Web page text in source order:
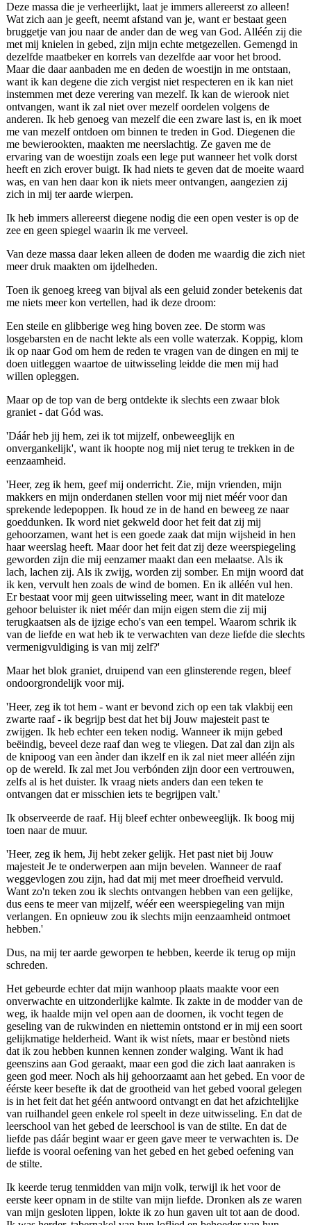
Deze massa die je verheerlijkt, laat je immers allereerst zo alleen!
Wat zich aan je geeft, neemt afstand van je, want er bestaat geen
bruggetje van jou naar de ander dan de weg van God. Alléén zij die
met mij knielen in gebed, zijn mijn echte metgezellen. Gemengd in
dezelfde maatbeker en korrels van dezelfde aar voor het brood.
Maar die daar aanbaden me en deden de woestijn in me ontstaan,
want ik kan degene die zich vergist niet respecteren en ik kan niet
instemmen met deze verering van mezelf. Ik kan de wierook niet
ontvangen, want ik zal niet over mezelf oordelen volgens de
anderen. Ik heb genoeg van mezelf die een zware last is, en ik moet
me van mezelf ontdoen om binnen te treden in God. Diegenen die
me bewierookten, maakten me neerslachtig. Ze gaven me de
ervaring van de woestijn zoals een lege put wanneer het volk dorst
heeft en zich erover buigt. Ik had niets te geven dat de moeite waard
was, en van hen daar kon ik niets meer ontvangen, aangezien zij
zich in mij ter aarde wierpen.
Ik heb immers allereerst diegene nodig die een open vester is op de
zee en geen spiegel waarin ik me verveel.
Van deze massa daar leken alleen de doden me waardig die zich niet
meer druk maakten om ijdelheden.
Toen ik genoeg kreeg van bijval als een geluid zonder betekenis dat
me niets meer kon vertellen, had ik deze droom:
Een steile en glibberige weg hing boven zee. De storm was
losgebarsten en de nacht lekte als een volle waterzak. Koppig, klom
ik op naar God om hem de reden te vragen van de dingen en mij te
doen uitleggen waartoe de uitwisseling leidde die men mij had
willen opleggen.
Maar op de top van de berg ontdekte ik slechts een zwaar blok
graniet - dat Gód was.
'Dáár heb jij hem, zei ik tot mijzelf, onbeweeglijk en
onvergankelijk', want ik hoopte nog mij niet terug te trekken in de
eenzaamheid.
'Heer, zeg ik hem, geef mij onderricht. Zie, mijn vrienden, mijn
makkers en mijn onderdanen stellen voor mij niet méér voor dan
sprekende ledepoppen. Ik houd ze in de hand en beweeg ze naar
goeddunken. Ik word niet gekweld door het feit dat zij mij
gehoorzamen, want het is een goede zaak dat mijn wijsheid in hen
haar weerslag heeft. Maar door het feit dat zij deze weerspiegeling
geworden zijn die mij eenzamer maakt dan een melaatse. Als ik
lach, lachen zij. Als ik zwijg, worden zij somber. En mijn woord dat
ik ken, vervult hen zoals de wind de bomen. En ik alléén vul hen.
Er bestaat voor mij geen uitwisseling meer, want in dit mateloze
gehoor beluister ik niet méér dan mijn eigen stem die zij mij
terugkaatsen als de ijzige echo's van een tempel. Waarom schrik ik
van de liefde en wat heb ik te verwachten van deze liefde die slechts
vermenigvuldiging is van mij zelf?'
Maar het blok graniet, druipend van een glinsterende regen, bleef
ondoorgrondelijk voor mij.
'Heer, zeg ik tot hem - want er bevond zich op een tak vlakbij een
zwarte raaf - ik begrijp best dat het bij Jouw majesteit past te
zwijgen. Ik heb echter een teken nodig. Wanneer ik mijn gebed
beëindig, beveel deze raaf dan weg te vliegen. Dat zal dan zijn als
de knipoog van een ànder dan ikzelf en ik zal niet meer alléén zijn
op de wereld. Ik zal met Jou verbónden zijn door een vertrouwen,
zelfs al is het duister. Ik vraag niets anders dan een teken te
ontvangen dat er misschien iets te begrijpen valt.'
Ik observeerde de raaf. Hij bleef echter onbeweeglijk. Ik boog mij
toen naar de muur.
'Heer, zeg ik hem, Jij hebt zeker gelijk. Het past niet bij Jouw
majesteit Je te onderwerpen aan mijn bevelen. Wanneer de raaf
weggevlogen zou zijn, had dat mij met meer droefheid vervuld.
Want zo'n teken zou ik slechts ontvangen hebben van een gelijke,
dus eens te meer van mijzelf, wéér een weerspiegeling van mijn
verlangen. En opnieuw zou ik slechts mijn eenzaamheid ontmoet
hebben.'
Dus, na mij ter aarde geworpen te hebben, keerde ik terug op mijn
schreden.
Het gebeurde echter dat mijn wanhoop plaats maakte voor een
onverwachte en uitzonderlijke kalmte. Ik zakte in de modder van de
weg, ik haalde mijn vel open aan de doornen, ik vocht tegen de
geseling van de rukwinden en niettemin ontstond er in mij een soort
gelijkmatige helderheid. Want ik wist níets, maar er bestònd niets
dat ik zou hebben kunnen kennen zonder walging. Want ik had
geenszins aan God geraakt, maar een god die zich laat aanraken is
geen god meer. Noch als hij gehoorzaamt aan het gebed. En voor de
éérste keer besefte ik dat de grootheid van het gebed vooral gelegen
is in het feit dat het géén antwoord ontvangt en dat het afzichtelijke
van ruilhandel geen enkele rol speelt in deze uitwisseling. En dat de
leerschool van het gebed de leerschool is van de stilte. En dat de
liefde pas dáár begint waar er geen gave meer te verwachten is. De
liefde is vooral oefening van het gebed en het gebed oefening van
de stilte.
Ik keerde terug tenmidden van mijn volk, terwijl ik het voor de
eerste keer opnam in de stilte van mijn liefde. Dronken als ze waren
van mijn gesloten lippen, lokte ik zo hun gaven uit tot aan de dood.